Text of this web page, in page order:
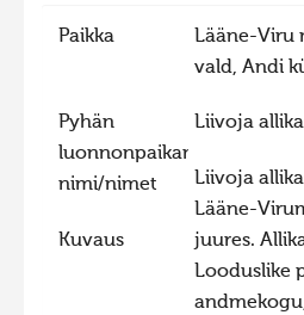
Liikkuvat kuvat 2021
Liikkuvat kuvat 2020
Hiite kuvavõistlus 2019
Hiite kuvavõistlus 2018
Hiite kuvavõistlus 2017
Hiite kuvavõistlus 2016
Paikka
Lääne-Viru
vald, Andi
Pyhän
luonnonpaikan
nimi/nimet
Liivoja
Kuvaus
Liivoja
Lääne-
juures.
Looduslike